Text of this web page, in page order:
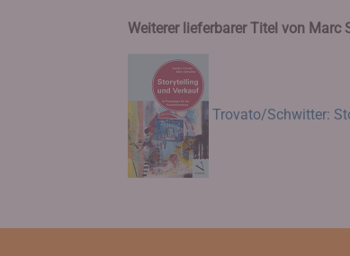
Weiterer lieferbarer Titel von Marc
Trovato/Schwitter: